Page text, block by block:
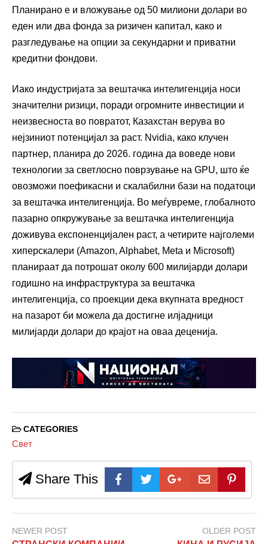
Планирано е и вложување од 50 милиони долари во
еден или два фонда за ризичен капитал, како и
разгледување на опции за секундарни и приватни
кредитни фондови.
Иако индустријата за вештачка интелигенција носи
значителни ризици, поради огромните инвестиции и
неизвесноста во повратот, Казахстан верува во
нејзиниот потенцијал за раст. Nvidia, како клучен
партнер, планира до 2026. година да воведе нови
технологии за светлосно поврзување на GPU, што ќе
овозможи поефикасни и скалабилни бази на податоци
за вештачка интелигенција. Во меѓувреме, глобалното
пазарно опкружување за вештачка интелигенција
доживува експоненцијален раст, а четирите најголеми
хиперскалери (Amazon, Alphabet, Meta и Microsoft)
планираат да потрошат околу 600 милијарди долари
годишно на инфраструктура за вештачка
интелигенција, со проекции дека вкупната вредност
на пазарот би можела да достигне илјадници
милијарди долари до крајот на оваа деценија.
CATEGORIES
Свет
Share This
NEWER POST OLDER POST